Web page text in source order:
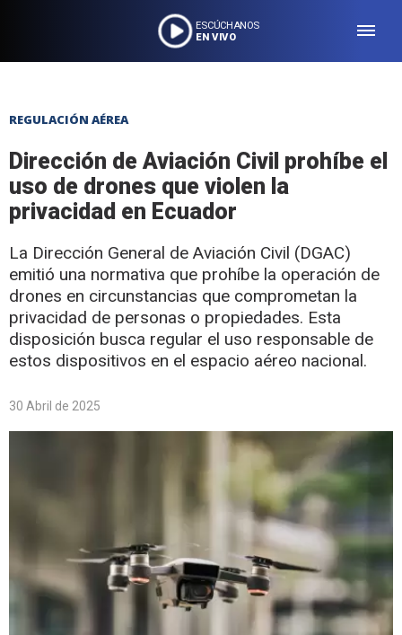
ESCÚCHANOS
EN VIVO
REGULACIÓN AÉREA
Dirección de Aviación Civil prohíbe el
uso de drones que violen la
privacidad en Ecuador
La Dirección General de Aviación Civil (DGAC)
emitió una normativa que prohíbe la operación de
drones en circunstancias que comprometan la
privacidad de personas o propiedades. Esta
disposición busca regular el uso responsable de
estos dispositivos en el espacio aéreo nacional.
30 Abril de 2025